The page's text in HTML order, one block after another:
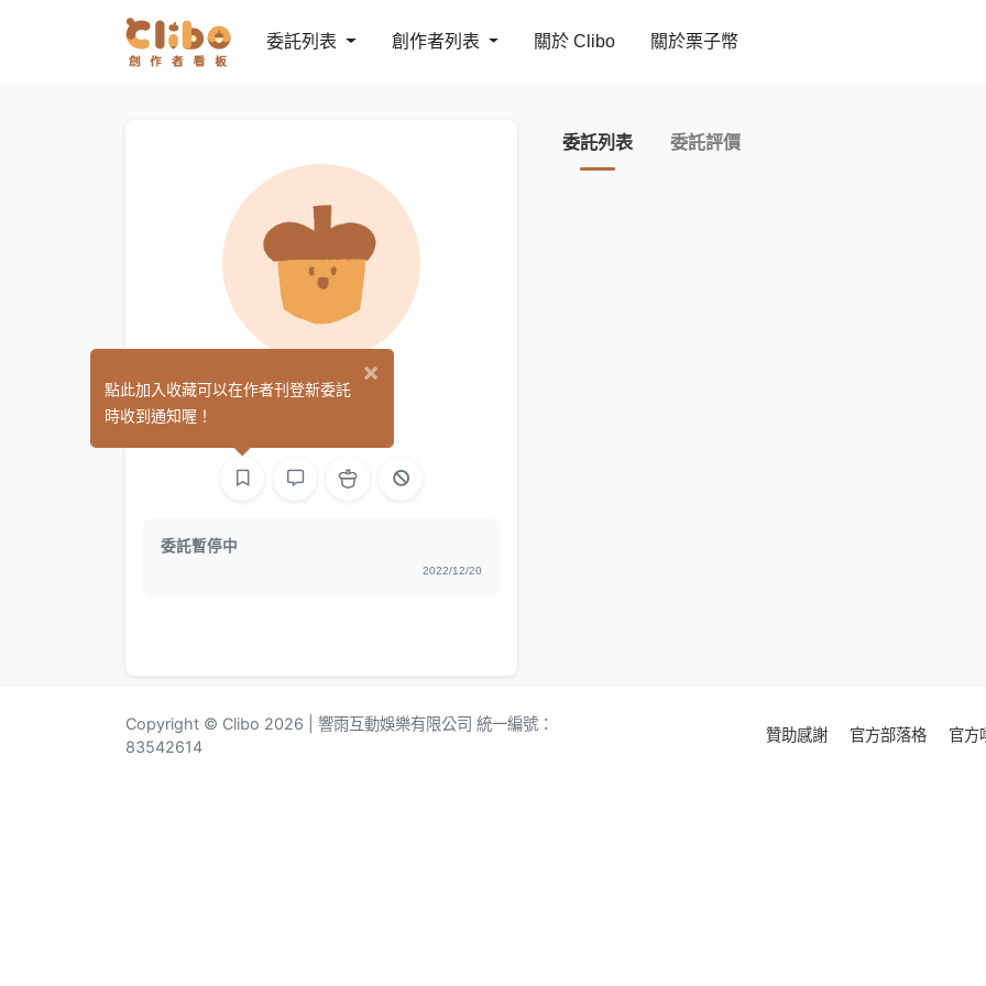
委託列表 創作者列表 關於 Clibo 關於栗子幣
柚歩 (0)
委託暫停中
2022/12/20
委託列表 委託評價
Copyright © Clibo 2026 | 響雨互動娛樂有限公司 統一編號：
83542614
贊助感謝 官方部落格 官方
×
點此加入收藏可以在作者刊登新委託
時收到通知喔！